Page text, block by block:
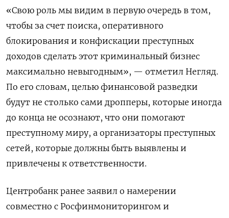
«Свою роль мы видим в первую очередь в том,
чтобы за счет поиска, оперативного
блокирования и конфискации преступных
доходов сделать этот криминальный бизнес
максимально невыгодным», — отметил Негляд.
По его словам, целью финансовой разведки
будут не столько сами дропперы, которые иногда
до конца не осознают, что они помогают
преступному миру, а организаторы преступных
сетей, которые должны быть выявлены и
привлечены к ответственности.
Центробанк ранее заявил о намерении
совместно с Росфинмониторингом и